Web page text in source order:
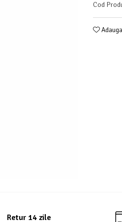
Cod
Retur 14 zile